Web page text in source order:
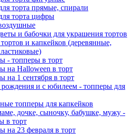
торта прямые, спирали
торта цифры
и бабочки для украшения тортов
и капкейков (деревянные,
- топперы в торт
на Halloween в торт
на 1 сентября в торт
и с юбилеем - топперы для
топперы для капкейков
дочке, сыночку, бабушке, мужу -
в торт
на 23 февраля в торт